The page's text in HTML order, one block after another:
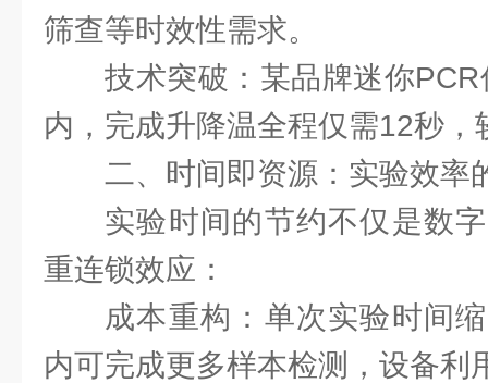
筛查等时效性需求。
技术突破：某品牌迷你
内，完成升降温全程仅需12秒
二、时间即资源：实验效率
实验时间的节约不仅是数
重连锁效应：
成本重构：单次实验时间
内可完成更多样本检测，设备利